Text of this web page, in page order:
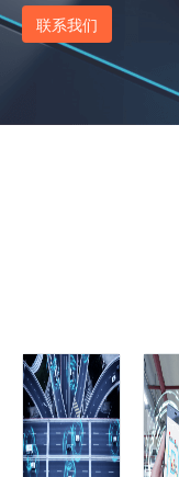
联系我们